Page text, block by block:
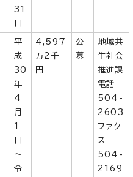
31
日
平
成
30
年
4
月
1
日
～
令
4,597
万2千
円
公
募
地域共
生社会
推進課
電話
504-
2603
ファク
ス
504-
2169